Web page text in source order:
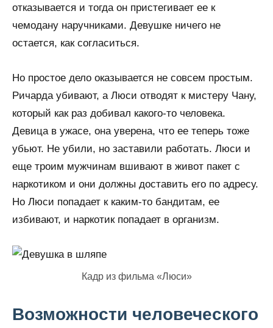
отказывается и тогда он пристегивает ее к
чемодану наручниками. Девушке ничего не
остается, как согласиться.
Но простое дело оказывается не совсем простым.
Ричарда убивают, а Люси отводят к мистеру Чану,
который как раз добивал какого-то человека.
Девица в ужасе, она уверена, что ее теперь тоже
убьют. Не убили, но заставили работать. Люси и
еще троим мужчинам вшивают в живот пакет с
наркотиком и они должны доставить его по адресу.
Но Люси попадает к каким-то бандитам, ее
избивают, и наркотик попадает в организм.
Кадр из фильма «Люси»
Возможности человеческого